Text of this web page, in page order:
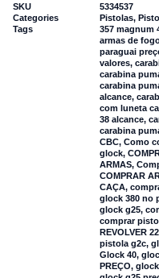
SKU
5334537
Categories
Pistolas,
Tags
357 magnum
armas de
paraguai
valores,
carabina
carabina
alcance,
com luneta
38 alcance,
carabina
CBC, Como
glock,
ARMAS,
COMPRAR
CAÇA,
glock 380 no
glock g25,
comprar
REVOLVER 22
pistola g2c,
Glock 40,
PREÇO,